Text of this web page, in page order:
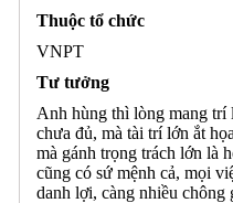
Thuộc tổ chức
VNPT
Tư tưởng
Anh hùng thì lòng mang
chưa đủ, mà tài trí lớn ắt
mà gánh trọng trách lớn là
cũng có sứ mệnh cả, mọi
danh lợi, càng nhiều chông